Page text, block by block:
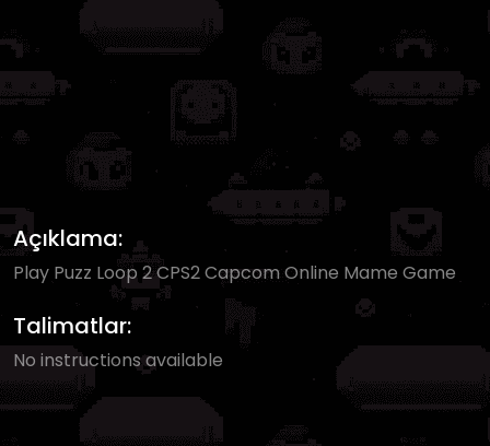
Açıklama:
Play Puzz Loop 2 CPS2 Capcom Online Mame Game
Talimatlar:
No instructions available